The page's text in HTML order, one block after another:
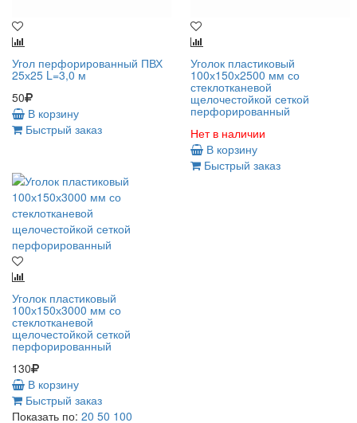
Угол перфорированный ПВХ
25х25 L=3,0 м
50
В корзину
Быстрый заказ
Уголок пластиковый
100х150х2500 мм со
стеклотканевой
щелочестойкой сеткой
перфорированный
Нет в наличии
В корзину
Быстрый заказ
Уголок пластиковый
100х150х3000 мм со
стеклотканевой
щелочестойкой сеткой
перфорированный
130
В корзину
Быстрый заказ
Показать по: 20 50 100